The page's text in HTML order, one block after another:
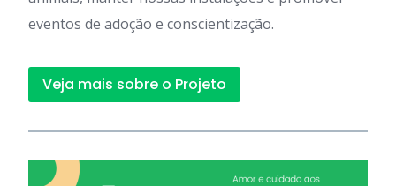
eventos de adoção e conscientização.
Veja mais sobre o Projeto